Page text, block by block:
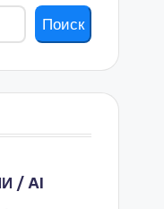
Поиск
/ AI